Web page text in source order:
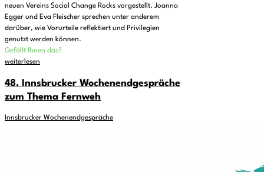
neuen Vereins Social Change Rocks vorgestellt. Joanna
Egger und Eva Fleischer sprechen unter anderem
darüber, wie Vorurteile reflektiert und Privilegien
genutzt werden können.
Gefällt Ihnen das?
weiterlesen
48. Innsbrucker Wochenendgespräche
zum Thema Fernweh
Innsbrucker Wochenendgespräche